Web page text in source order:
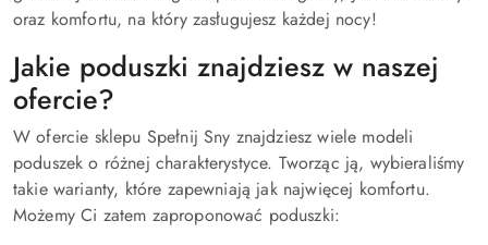
oraz komfortu, na który zasługujesz każdej nocy!
Jakie poduszki znajdziesz w naszej
ofercie?
W ofercie sklepu Spełnij Sny znajdziesz wiele modeli
poduszek o różnej charakterystyce. Tworząc ją, wybieraliśmy
takie warianty, które zapewniają jak najwięcej komfortu.
Możemy Ci zatem zaproponować poduszki: